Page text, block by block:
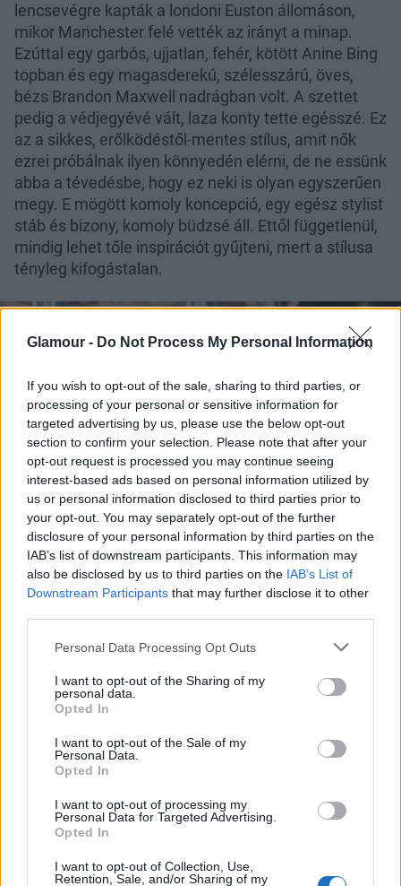
Glamour - Do Not Process My Personal Information
If you wish to opt-out of the sale, sharing to third parties, or
processing of your personal or sensitive information for
targeted advertising by us, please use the below opt-out
section to confirm your selection. Please note that after your
opt-out request is processed you may continue seeing
interest-based ads based on personal information utilized by
us or personal information disclosed to third parties prior to
your opt-out. You may separately opt-out of the further
disclosure of your personal information by third parties on the
IAB’s list of downstream participants. This information may
also be disclosed by us to third parties on the IAB’s List of
Downstream Participants that may further disclose it to other
Please note that this website/app uses one or more Google
not limited to your visit or usage behaviour. You may click to
grant or deny consent to Google and its third-party tags to
use your data for below specified purposes in below Google
consent section.
Personal Data Processing Opt Outs
I want to opt-out of the Sharing of my
personal data.
Opted In
I want to opt-out of the Sale of my
Personal Data.
Opted In
I want to opt-out of processing my
Personal Data for Targeted Advertising.
Opted In
I want to opt-out of Collection, Use,
Retention, Sale, and/or Sharing of my
lencsevégre kapták a londoni Euston állomáson,
mikor Manchester felé vették az irányt a minap.
Ezúttal egy garbós, ujjatlan, fehér, kötött Anine Bing
topban és egy magasderekú, szélesszárú, öves,
bézs Brandon Maxwell nadrágban volt. A szettet
pedig a védjegyévé vált, laza konty tette egésszé. Ez
az a sikkes, erőlködéstől-mentes stílus, amit nők
ezrei próbálnak ilyen könnyedén elérni, de ne essünk
abba a tévedésbe, hogy ez neki is olyan egyszerűen
megy. E mögött komoly koncepció, egy egész stylist
stáb és bizony, komoly büdzsé áll. Ettől függetlenül,
mindig lehet tőle inspirációt gyűjteni, mert a stílusa
tényleg kifogástalan.